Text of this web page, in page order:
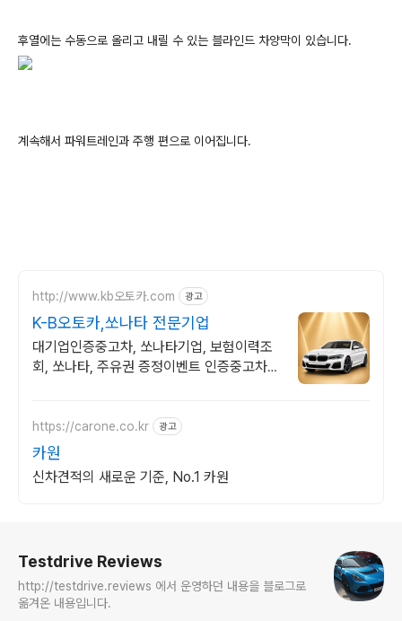
후열에는 수동으로 올리고 내릴 수 있는 블라인드 차양막이 있습니다.
계속해서 파워트레인과 주행 편으로 이어집니다.
http://www.kb오토카.com 광고
K-B오토카,쏘나타 전문기업
대기업인증중고차, 쏘나타기업, 보험이력조
회, 쏘나타, 주유권 증정이벤트 인증중고차 7
https://carone.co.kr 광고
카원
신차견적의 새로운 기준, No.1 카원
Testdrive Reviews
http://testdrive.reviews 에서 운영하던 내용을 블로그로
옮겨온 내용입니다.